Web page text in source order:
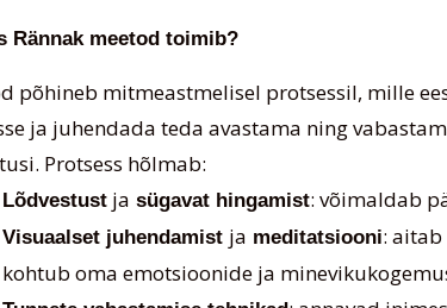
Rännak meetod toimib?
põhineb mitmeastmelisel protsessil, mille
ja juhendada teda avastama ning
Protsess hõlmab:
Lõdvestustja sügavat hingamist: võimaldab
Visuaalset juhendamist ja meditatsiooni:
kohtub oma emotsioonide ja